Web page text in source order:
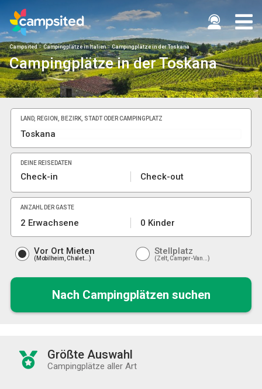
Campsited Campingplätze in Italien Campingplätze in der Toskana
Campingplätze in der Toskana
LAND, REGION, BEZIRK, STADT ODER CAMPINGPLATZ
DEINE REISEDATEN
Check-in Check-out
ANZAHL DER GÄSTE
2 Erwachsene 0 Kinder
Vor Ort Mieten
Mobilheim, Chalet...
Stellplatz
Zelt, Camper-Van...
Nach Campingplätzen suchen
Größte Auswahl
Campingplätze aller Art